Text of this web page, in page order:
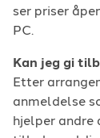
ser priser
PC.
Kan jeg gi
Etter
anmeldelse
hjelper andre